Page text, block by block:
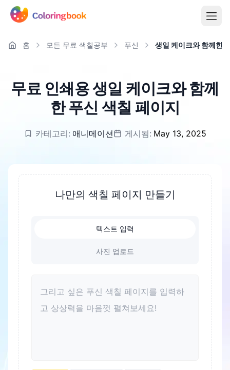
홈 모든 무료 색칠공부 푸신 생일 케이크와 함께한
무료 인쇄용 생일 케이크와 함께
한 푸신 색칠 페이지
카테고리: 애니메이션 게시됨: May 13, 2025
나만의 색칠 페이지 만들기
텍스트 입력
사진 업로드